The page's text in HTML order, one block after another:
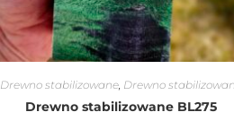
Drewno stabilizowane, Drewno
Drewno stabilizowane BL275